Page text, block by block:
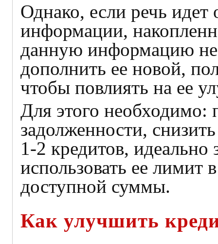
Однако, если речь идет
информации,
данную информацию
дополнить ее новой,
чтобы повлиять на ее
Для этого необходимо:
задолженности,
1-2 кредитов, идеально
использовать ее лимит
доступной суммы.
Как улучшить